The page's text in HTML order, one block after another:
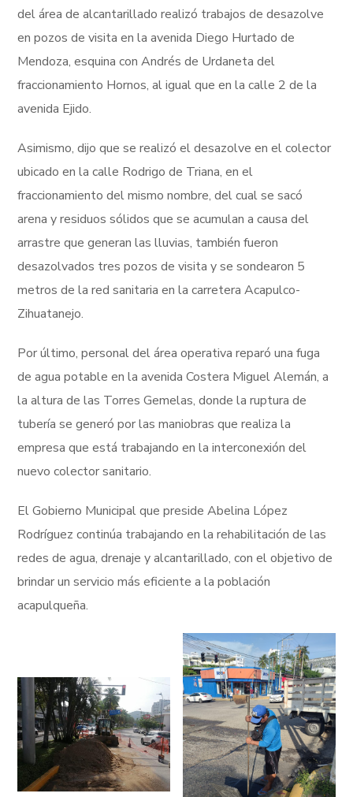
del área de alcantarillado realizó trabajos de desazolve
en pozos de visita en la avenida Diego Hurtado de
Mendoza, esquina con Andrés de Urdaneta del
fraccionamiento Hornos, al igual que en la calle 2 de la
avenida Ejido.
Asimismo, dijo que se realizó el desazolve en el colector
ubicado en la calle Rodrigo de Triana, en el
fraccionamiento del mismo nombre, del cual se sacó
arena y residuos sólidos que se acumulan a causa del
arrastre que generan las lluvias, también fueron
desazolvados tres pozos de visita y se sondearon 5
metros de la red sanitaria en la carretera Acapulco-
Zihuatanejo.
Por último, personal del área operativa reparó una fuga
de agua potable en la avenida Costera Miguel Alemán, a
la altura de las Torres Gemelas, donde la ruptura de
tubería se generó por las maniobras que realiza la
empresa que está trabajando en la interconexión del
nuevo colector sanitario.
El Gobierno Municipal que preside Abelina López
Rodríguez continúa trabajando en la rehabilitación de las
redes de agua, drenaje y alcantarillado, con el objetivo de
brindar un servicio más eficiente a la población
acapulqueña.